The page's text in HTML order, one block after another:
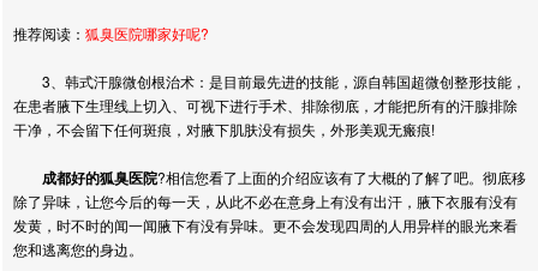
推荐阅读： 狐臭医院哪家好呢?
3 、韩式汗腺微创根治术：是目前最先进的技能，源自韩国超微创整形技能，
在患者腋下生理线上切入、可视下进行手术、排除彻底，才能把所有的汗腺排除
干净，不会留下任何斑痕，对腋下肌肤没有损失，外形美观无瘢痕!
成都好的狐臭医院?相信您看了上面的介绍应该有了大概的了解了吧。彻底移
除了异味，让您今后的每一天，从此不必在意身上有没有出汗，腋下衣服有没有
发黄，时不时的闻一闻腋下有没有异味。更不会发现四周的人用异样的眼光来看
您和逃离您的身边。